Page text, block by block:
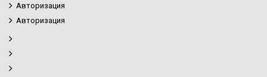
Авторизация
Авторизация